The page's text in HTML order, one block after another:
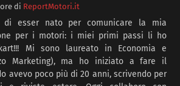
di ReportMotori.it
di esser nato per comunicare la mia
per i motori: i miei primi passi li ho
Mi sono laureato in Economia e
Marketing), ma ho iniziato a fare il
avevo poco più di 20 anni, scrivendo per